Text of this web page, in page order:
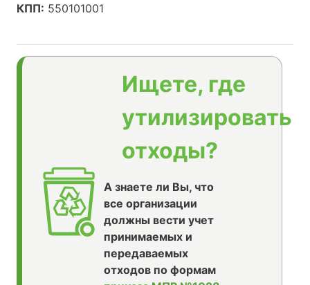
КПП: 550101001
Ищете, где
утилизировать
отходы?
А знаете ли Вы, что
все организации
должны вести учет
принимаемых и
передаваемых
отходов по формам